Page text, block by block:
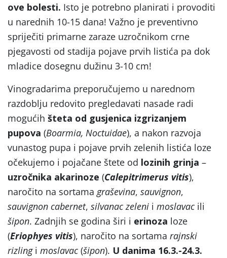
ove bolesti. Isto je potrebno planirati i provoditi
u narednih 10-15 dana! Važno je preventivno
spriječiti primarne zaraze uzročnikom crne
pjegavosti od stadija pojave prvih listića pa dok
mladice dosegnu dužinu 3-10 cm!
Vinogradarima preporučujemo u narednom
razdoblju redovito pregledavati nasade radi
mogućih šteta od gusjenica izgrizanjem
pupova (Boarmia, Noctuidae), a nakon razvoja
vunastog pupa i pojave prvih zelenih listića loze
očekujemo i pojačane štete od lozinih grinja –
uzročnika akarinoze (Calepitrimerus vitis),
naročito na sortama graševina, sauvignon,
sauvignon cabernet, silvanac zeleni i moslavacili
šipon. Zadnjih se godina širi i erinoza loze
(Eriophyes vitis), naročito na sortama rajnski
rizlingi moslavac(šipon). U danima 16.3.-24.3.